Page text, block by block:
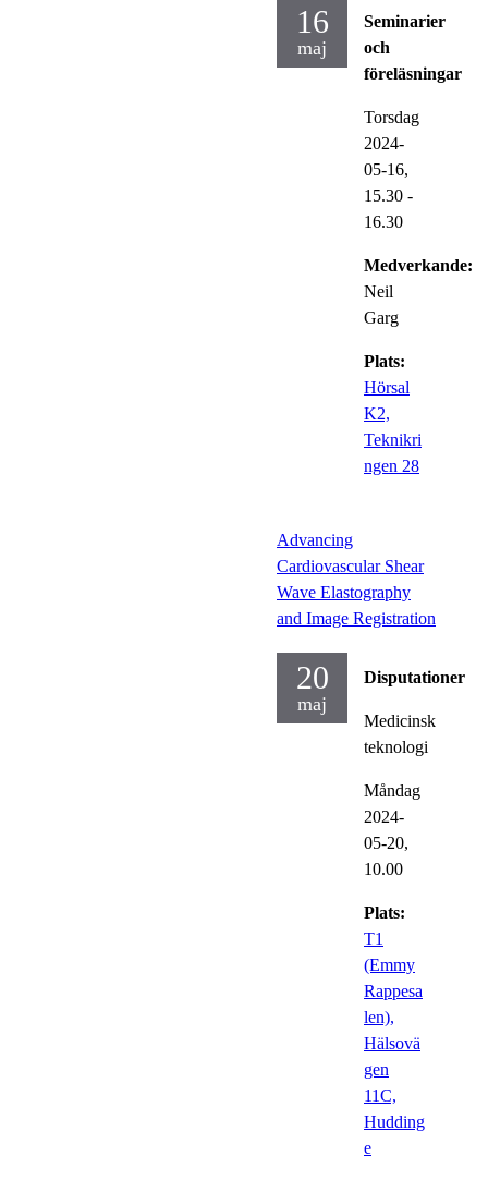
16
maj
Seminarier
och
föreläsningar
Torsdag
2024-
05-16,
15.30 -
16.30
Medverkande:
Neil
Garg
Plats:
Hörsal
K2,
Teknikri
ngen 28
Advancing
Cardiovascular Shear
Wave Elastography
and Image Registration
20
maj
Disputationer
Medicinsk
teknologi
Måndag
2024-
05-20,
10.00
Plats:
T1
(Emmy
Rappesa
len),
Hälsovä
gen
11C,
Hudding
e